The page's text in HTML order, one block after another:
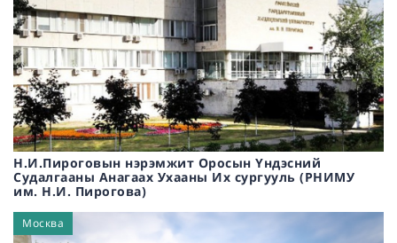
Төрийн удирдлага, ОУХарилцаа, Улс төр, Социологи(0)
Худалдаа, Бараа судлал,(0)
Хууль, Эрх зүй
Реклам, Олон нийттэй харилцах, ТВ, Радио(0)
Аялал жуулчлал, Зочид буудал, Ресторан
Боловсрол ба сургах хүмүүжүүлэх(0)
Түүх, Археологи, Архив, Антропологи(0)
Философи, Шашин судлал, Теологи, Ёс зүй(0)
Соёл урлаг, Спорт(0
Дүрслэх урлаг, Дизайн(
Кызыл 0 )
Ростов-на-Дону(0)
Улаан-Үүд(0)
Эрхүү(
Барнаул(0)
Архангельск(0)
Элиста(0)
Тамбов(0)
Тюмень(0)
Волгоград
Н.И.Пироговын нэрэмжит Оросын Үндэсний
Судалгааны Анагаах Ухааны Их сургууль (РНИМУ
им. Н.И. Пирогова)
Москва